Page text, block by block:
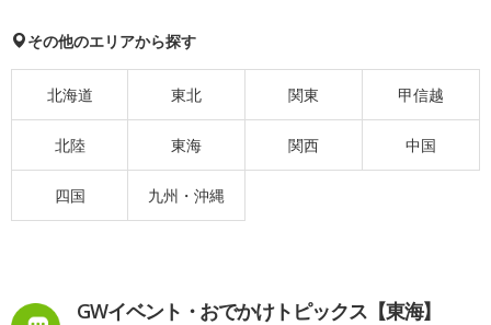
その他のエリアから探す
北海道 東北 関東 甲信越
北陸 東海 関西 中国
四国 九州・沖縄
GWイベント・おでかけトピックス【東海】